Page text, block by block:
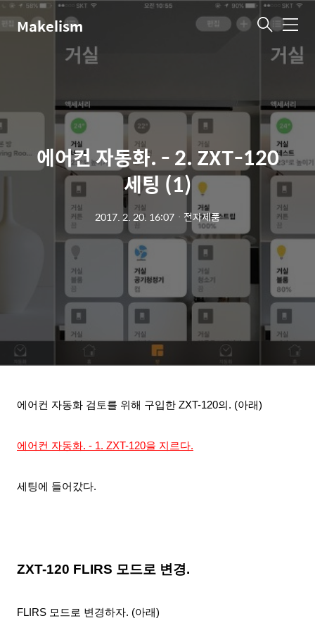
Makelism 메
뉴
에어컨 자동화. - 2. ZXT-120
세팅 (1)
2017. 2. 20. 16:07 ㆍ 전자제품
에어컨 자동화 검토를 위해 구입한 ZXT-120의. (아래)
에어컨 자동화. - 1. ZXT-120을 지르다.
세팅에 들어갔다.
ZXT-120 FLIRS 모드로 변경.
FLIRS 모드 로 변경하자. (아래)